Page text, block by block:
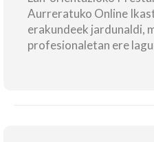
Aurreratuko Online
erakundeek jardunaldi,
profesionaletan ere